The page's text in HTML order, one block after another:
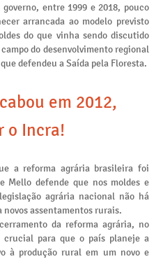
entre 1999 e 2018, pouco
arrancada ao modelo previsto
do que vinha sendo discutido
do desenvolvimento regional
defendeu a Saída pela Floresta.
em 2012,
o Incra!
a reforma agrária brasileira foi
Mello defende que nos moldes e
agrária nacional não há
assentamentos rurais.
da reforma agrária, no
crucial para que o país planeje a
à produção rural em um novo e